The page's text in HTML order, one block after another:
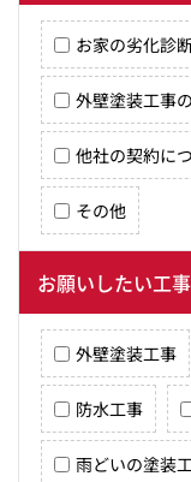
お家の劣化診
外壁塗装工事
他社の契約に
その他
お願いしたい工事
外壁塗装工事
防水工事
雨どいの塗装